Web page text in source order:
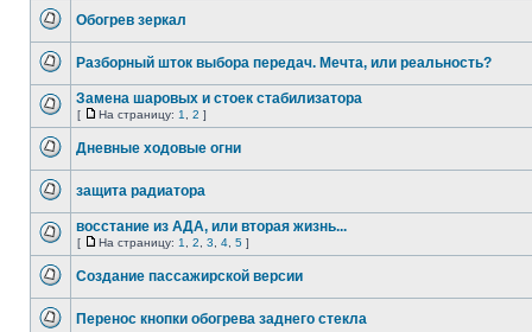
Обогрев зеркал
Разборный шток выбора передач. Мечта, или реальность?
Замена шаровых и стоек стабилизатора
[ На страницу: 1 2 ]
Дневные ходовые огни
защита радиатора
восстание из АДА, или вторая жизнь...
[ На страницу: 1 2 3 4 5 ]
Создание пассажирской версии
Перенос кнопки обогрева заднего стекла